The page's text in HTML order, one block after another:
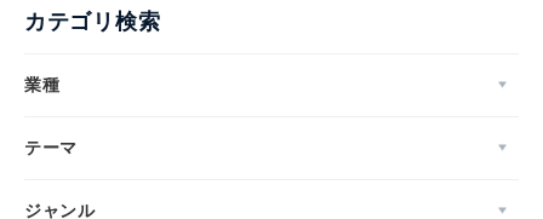
カテゴリ検索
業種
テーマ
ジャンル